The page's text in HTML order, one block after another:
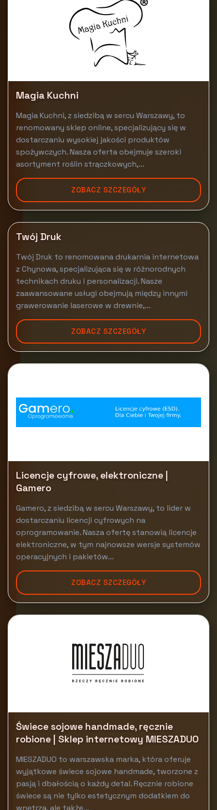
Magia Kuchni
Magia Kuchni, z siedzibą w sercu Warszawy, to
renomowany sklep online, specjalizujący się w
dostarczaniu wysokiej jakości produktów
spożywczych. Nasza oferta obejmuje szeroki
asortyment roślin strączkowych,...
ZOBACZ SZCZEGÓŁY
Twój Druk
Twój Druk to renomowana drukarnia internetowa
z Chynowa, specjalizująca się w różnorodnych
technikach druku i personalizacji. Nasze
zaawansowane usługi obejmują między innymi
grawerowanie laserowe w drewnie,...
ZOBACZ SZCZEGÓŁY
Licencje cyfrowe, elektroniczne |
Gamero
Gamero, z siedzibą w sercu Warszawy, to lider w
dostarczaniu licencji cyfrowych na
oprogramowanie. Nasza ofertę stanowią licencje
elektroniczne, w tym najnowsze wersje systemów
operacyjnych i pakietów...
ZOBACZ SZCZEGÓŁY
Świece sojowe handmade, ręcznie
robione | Sklep internetowy MIESZADUO
MIESZADUO to warszawska marka, która oferuje
wyjątkowe świece sojowe handmade, tworzone z
pasją i dbałością o każdy detal. Ręcznie robione
świece są nie tylko estetycznym dodatkiem do
wnętrza, ale także...